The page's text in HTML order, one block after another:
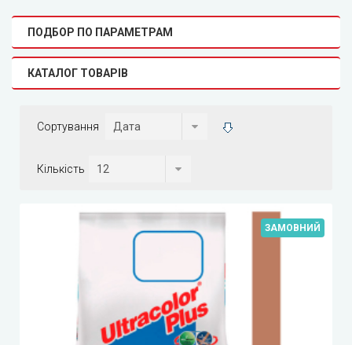
ПОДБОР ПО ПАРАМЕТРАМ
КАТАЛОГ ТОВАРІВ
Сортування
Кількість
ЗАМОВНИЙ